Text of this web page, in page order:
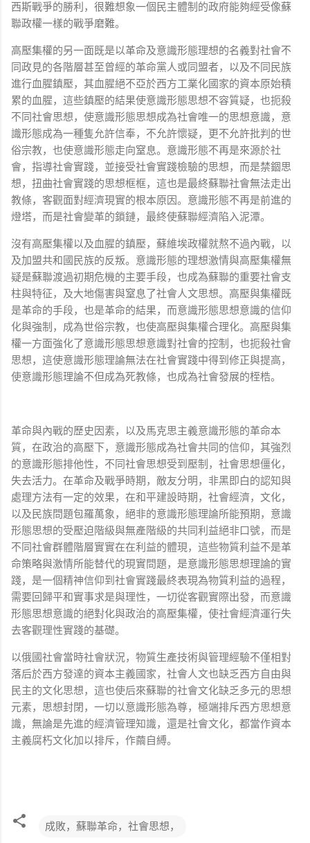
西斯戰爭的勝利，很難想象一個民主體制的政府能夠經受像蘇
聯政權一樣的戰爭磨難。
高壓集權的另一面既是以革命及意識形態理想的名義對社會不
同政見的各階層甚至曾經的革命黨人或同盟者，以及不同民族
進行血腥鎮壓，其血腥絕不亞於西方工業化國家的資本原始積
累的血腥，這些鎮壓的結果使意識形態思想不容質疑，也扼殺
不同社會思想，使意識形態思想成為社會唯一的思想意識，意
識形態成為一種隻允許信奉，不允許懷疑，更不允許批判的世
俗宗教，也使意識形態走向窒息。意識形態不再是來源於社
會，指導社會實踐，並接受社會實踐檢驗的思想，而是禁錮思
想，扭曲社會實踐的思想框框，這也是最終蘇聯社會無法走出
教條，客觀面對經濟現實的根本原因。意識形態不再是前進的
燈塔，而是社會變革的鎖鏈，最終使蘇聯經濟陷入泥潭。
沒有高壓集權以及血腥的鎮壓，蘇維埃政權就熬不過內戰，以
及加盟共和國民族的反叛。意識形態的理想激情與高壓集權無
疑是蘇聯渡過初期危機的主要手段，也成為蘇聯的重要社會支
柱與特征，及大地傷害與窒息了社會人文思想。高壓與集權既
是革命的手段，也是革命的結果，而意識形態思想意識的信仰
化與強制，成為世俗宗教，也使高壓與集權合理化。高壓與集
權一方面強化了意識形態思想意識對社會的控制，也扼殺社會
思想，這使意識形態理論無法在社會實踐中得到修正與提高，
使意識形態理論不但成為死教條，也成為社會發展的桎梏。
革命與內戰的歷史因素，以及馬克思主義意識形態的革命本
質，在政治的高壓下，意識形態成為社會共同的信仰，其強烈
的意識形態排他性，不同社會思想受到壓制，社會思想僵化，
失去活力。在革命及戰爭時期，敵友分明，非黑即白的認知與
處理方法有一定的效果，在和平建設時期，社會經濟，文化，
以及民族問題包羅萬象，絕非的意識形態理論所能預期，意識
形態思想的受壓迫階級與無產階級的共同利益絕非口號，而是
不同社會群體階層實實在在利益的體現，這些物質利益不是革
命策略與激情所能替代的現實問題，是意識形態思想理論的實
踐，是一個精神信仰到社會實踐最終表現為物質利益的過程，
需要回歸平和實事求是與理性，一切從客觀實際出發，而意識
形態思想意識的絕對化與政治的高壓集權，使社會經濟運行失
去客觀理性實踐的基礎。
以俄國社會當時社會狀況，物質生產技術與管理經驗不僅相對
落后於西方發達的資本主義國家，社會人文也缺乏西方自由與
民主的文化思想，這也使后來蘇聯的社會文化缺乏多元的思想
元素，思想封閉，一切以意識形態為尊，極端排斥西方思想意
識，無論是先進的經濟管理知識，還是社會文化，都當作資本
主義腐朽文化加以排斥，作繭自縛。
成敗，蘇聯革命，社會思想，